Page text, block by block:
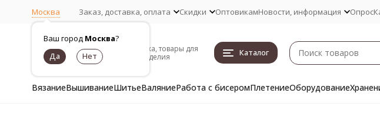
Москва
Ваш город Москва?
Заказ, доставка, оплата Скидки ОптовикамНовости, информация Опрос
Пряжа, товары для
рукоделия
Каталог
ВязаниеВышиваниеШитьеВаляниеРабота с бисеромПлетениеОборудование